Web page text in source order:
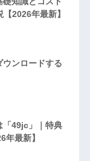
2026年最新】
ンロードする
「49jc」｜特典
年最新】